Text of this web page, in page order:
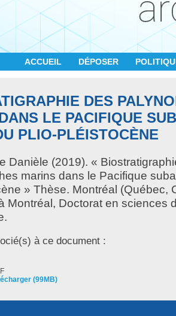
ACCUEIL DÉPOSER
DES
LE PACIFIQUE
PLIO-PLÉISTOCÈNE
Danièle (2019). «
marins dans le Pacifique
» Thèse. Montréal (Québec,
Montréal, Doctorat en sciences
à ce document :
(99MB)